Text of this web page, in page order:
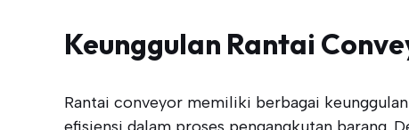
Keunggulan Rantai
Rantai conveyor memiliki berbagai